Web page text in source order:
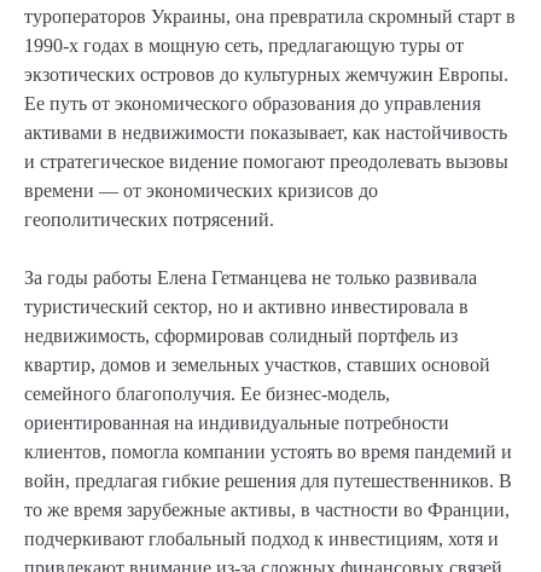
туроператоров Украины, она превратила скромный старт в
1990-х годах в мощную сеть, предлагающую туры от
экзотических островов до культурных жемчужин Европы.
Ее путь от экономического образования до управления
активами в недвижимости показывает, как настойчивость
и стратегическое видение помогают преодолевать вызовы
времени — от экономических кризисов до
геополитических потрясений.
За годы работы Елена Гетманцева не только развивала
туристический сектор, но и активно инвестировала в
недвижимость, сформировав солидный портфель из
квартир, домов и земельных участков, ставших основой
семейного благополучия. Ее бизнес-модель,
ориентированная на индивидуальные потребности
клиентов, помогла компании устоять во время пандемий и
войн, предлагая гибкие решения для путешественников. В
то же время зарубежные активы, в частности во Франции,
подчеркивают глобальный подход к инвестициям, хотя и